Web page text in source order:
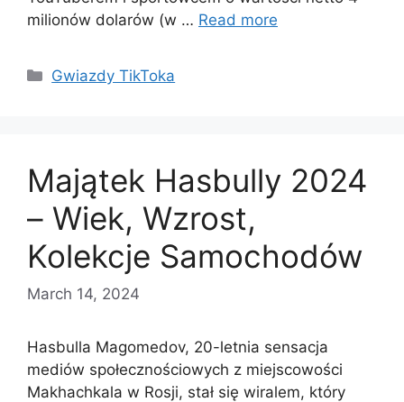
milionów dolarów (w … Read more
Categories
Gwiazdy TikToka
Majątek Hasbully 2024
– Wiek, Wzrost,
Kolekcje Samochodów
March 14, 2024
Hasbulla Magomedov, 20-letnia sensacja
mediów społecznościowych z miejscowości
Makhachkala w Rosji, stał się wiralem, który